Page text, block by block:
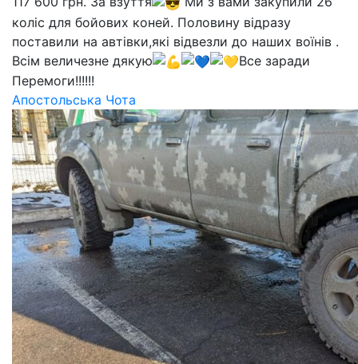
коліс для бойових коней. Половину відразу
поставили на автівки,які відвезли до наших воїнів .
Всім величезне дякую
Все заради
Перемоги!!!!!!
Апостольська Чота